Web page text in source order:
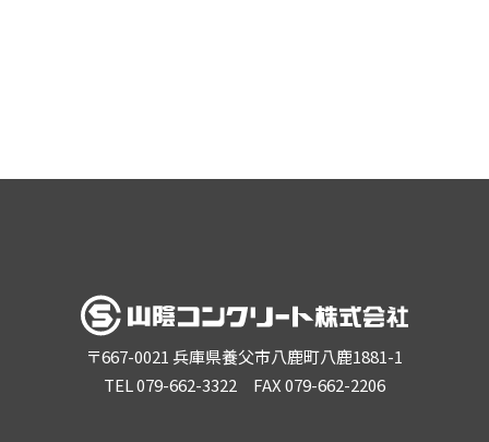
〒667-0021 兵庫県養父市八鹿町八鹿1881-1
TEL 079-662-3322 FAX 079-662-2206